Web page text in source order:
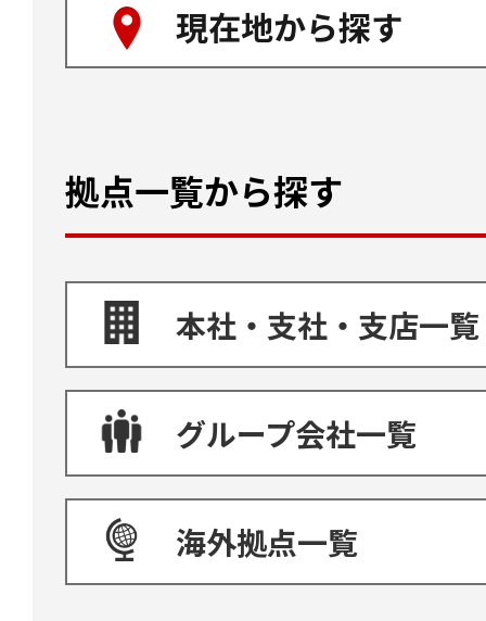
現在地から探す
拠点一覧から探す
本社・支社・支店一覧
グループ会社一覧
海外拠点一覧